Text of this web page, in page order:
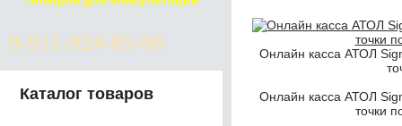
8-911-924-85-66
Каталог товаров
Онлайн касса АТОЛ
Онлайн касса АТОЛ
точки